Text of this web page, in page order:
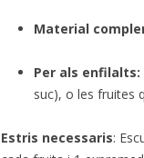
Material
Per als enfilalts:
suc), o les fruites
Estris necessaris: